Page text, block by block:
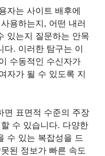
자는 사이트 배후에
용하는지, 어떤 내러
있는지 질문하는 안목
다. 이러한 탐구는 이
수동적인 수신자가
자가 될 수 있도록 지
면 표면적 수준의 주장
수 있습니다. 다양한
수 있는 복잡성을 드
된 정보가 빠른 속도